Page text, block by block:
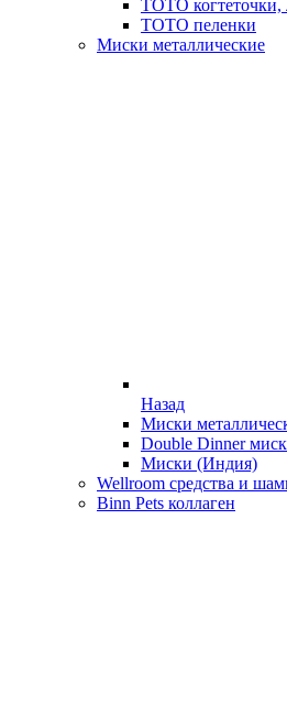
ТОТО когтеточки,
ТОТО пеленки
Миски металлические
Назад
Миски
Double Dinner
Миски (Индия)
Wellroom средства и
Binn Pets коллаген